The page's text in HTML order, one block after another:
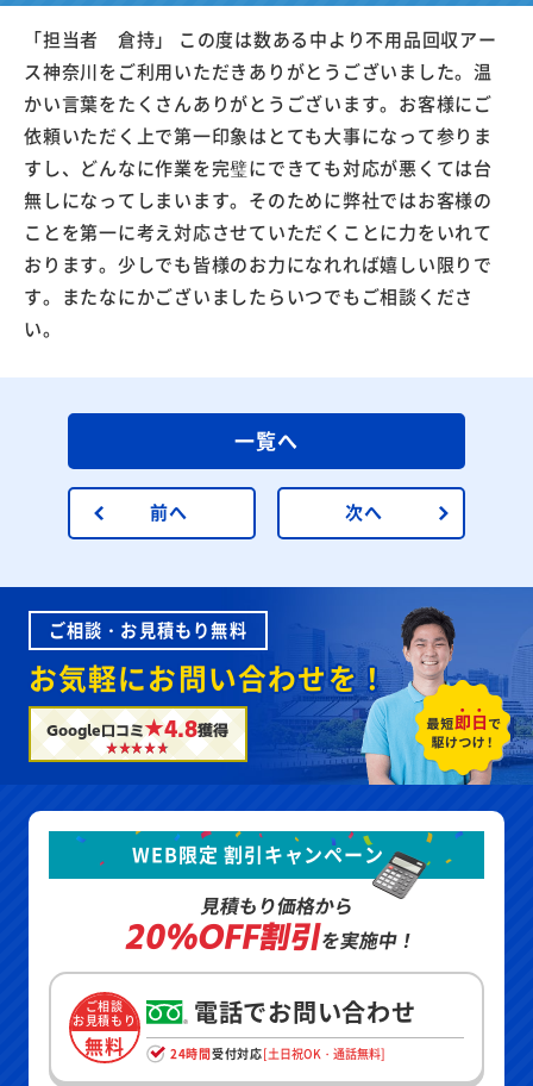
「担当者 倉持」 この度は数ある中より不用品回収アー
ス神奈川をご利用いただきありがとうございました。温
かい言葉をたくさんありがとうございます。お客様にご
依頼いただく上で第一印象はとても大事になって参りま
すし、どんなに作業を完璧にできても対応が悪くては台
無しになってしまいます。そのために弊社ではお客様の
ことを第一に考え対応させていただくことに力をいれて
おります。少しでも皆様のお力になれれば嬉しい限りで
す。またなにかございましたらいつでもご相談くださ
い。
前へ
一覧へ
次へ
ご相談・お見積もり無料
お気軽にお問い合わせを！
Google口コミ★4.8獲得
WEB限定 割引キャンペーン
見積もり価格から
20%OFF割引を実施中！
ご相談
お見積もり
無料
電話でお問い合わせ
24時間受付対応[土日祝OK・通話無料]